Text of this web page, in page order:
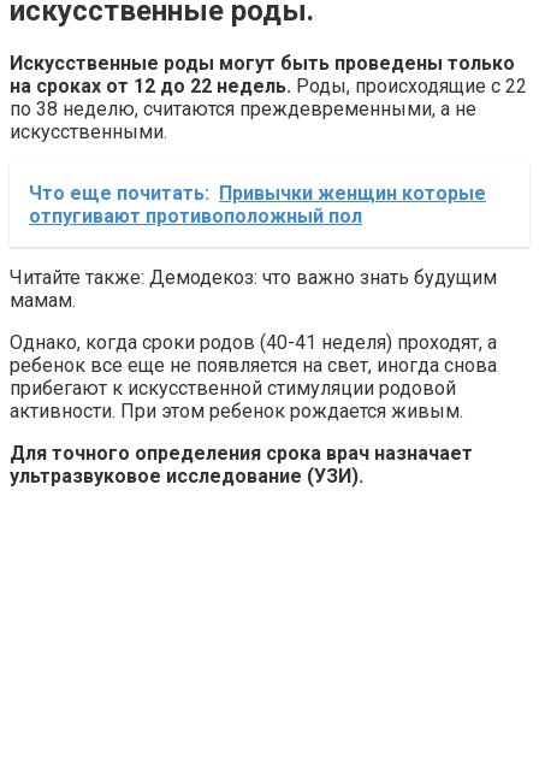
искусственные роды.
Искусственные роды могут быть проведены только
на сроках от 12 до 22 недель. Роды, происходящие с 22
по 38 неделю, считаются преждевременными, а не
искусственными.
Что еще почитать: Привычки женщин которые
отпугивают противоположный пол
Читайте также: Демодекоз: что важно знать будущим
мамам.
Однако, когда сроки родов (40-41 неделя) проходят, а
ребенок все еще не появляется на свет, иногда снова
прибегают к искусственной стимуляции родовой
активности. При этом ребенок рождается живым.
Для точного определения срока врач назначает
ультразвуковое исследование (УЗИ).